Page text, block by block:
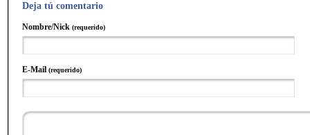
Deja tú comentario
Nombre/Nick (requerido)
E-Mail (requerido)